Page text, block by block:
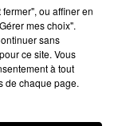
2023 À
ou affiner en
mes choix".
sans
ce site. Vous
à tout
de chaque page.